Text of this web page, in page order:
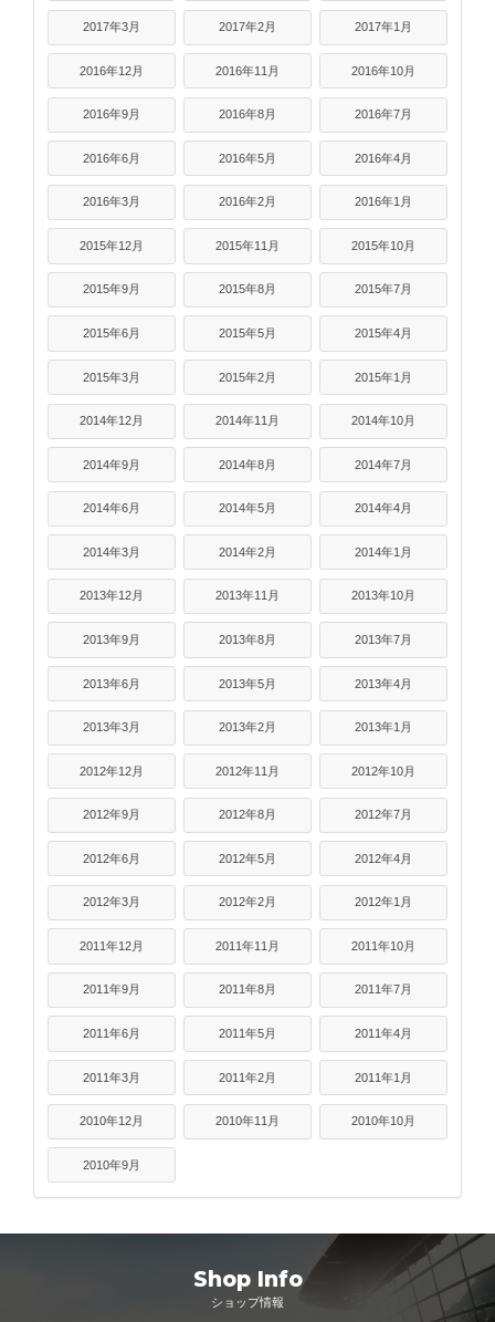
2017年3月 2017年2月 2017年1月
2016年12月 2016年11月 2016年10月
2016年9月 2016年8月 2016年7月
2016年6月 2016年5月 2016年4月
2016年3月 2016年2月 2016年1月
2015年12月 2015年11月 2015年10月
2015年9月 2015年8月 2015年7月
2015年6月 2015年5月 2015年4月
2015年3月 2015年2月 2015年1月
2014年12月 2014年11月 2014年10月
2014年9月 2014年8月 2014年7月
2014年6月 2014年5月 2014年4月
2014年3月 2014年2月 2014年1月
2013年12月 2013年11月 2013年10月
2013年9月 2013年8月 2013年7月
2013年6月 2013年5月 2013年4月
2013年3月 2013年2月 2013年1月
2012年12月 2012年11月 2012年10月
2012年9月 2012年8月 2012年7月
2012年6月 2012年5月 2012年4月
2012年3月 2012年2月 2012年1月
2011年12月 2011年11月 2011年10月
2011年9月 2011年8月 2011年7月
2011年6月 2011年5月 2011年4月
2011年3月 2011年2月 2011年1月
2010年12月 2010年11月 2010年10月
2010年9月
Shop Info
ショップ情報